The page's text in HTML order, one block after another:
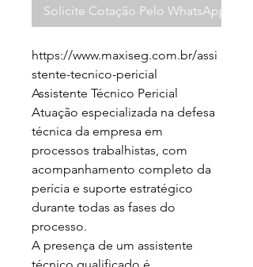
Solicite Cotação Pelo WhatsApp
https://www.maxiseg.com.br/assi
stente-tecnico-pericial
Assistente Técnico Pericial
Atuação especializada na defesa
técnica da empresa em
processos trabalhistas, com
acompanhamento completo da
perícia e suporte estratégico
durante todas as fases do
processo.
A presença de um assistente